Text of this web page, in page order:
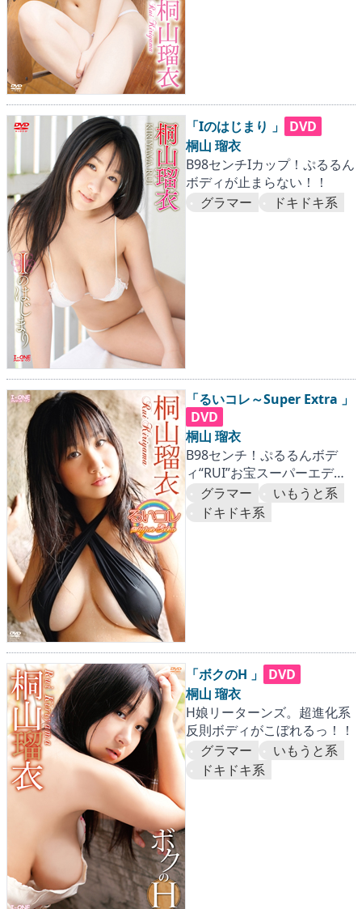
「Iのはじまり 」
DVD
桐山 瑠衣
B98センチIカップ！ぷるるん
ボディが止まらない！！
グラマー
ドキドキ系
「るいコレ～Super Extra 」
DVD
桐山 瑠衣
B98センチ！ぷるるんボデ
ィ“RUI”お宝スーパーエディ
ション！
グラマー
いもうと系
ドキドキ系
「ボクのH 」
DVD
桐山 瑠衣
H娘リーターンズ。超進化系
反則ボディがこぼれるっ！！
グラマー
いもうと系
ドキドキ系